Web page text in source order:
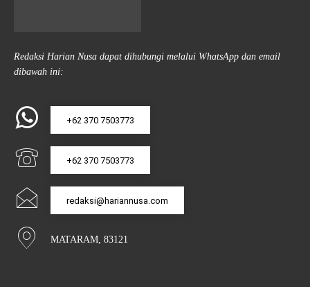
Redaksi Harian Nusa dapat dihubungi melalui WhatsApp dan email
dibawah ini:
+62 370 7503773
+62 370 7503773
redaksi@hariannusa.com
MATARAM, 83121